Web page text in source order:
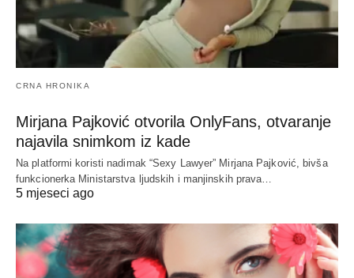
CRNA HRONIKA
Mirjana Pajković otvorila OnlyFans, otvaranje
najavila snimkom iz kade
Na platformi koristi nadimak “Sexy Lawyer” Mirjana Pajković, bivša
funkcionerka Ministarstva ljudskih i manjinskih prava…
5 mjeseci ago